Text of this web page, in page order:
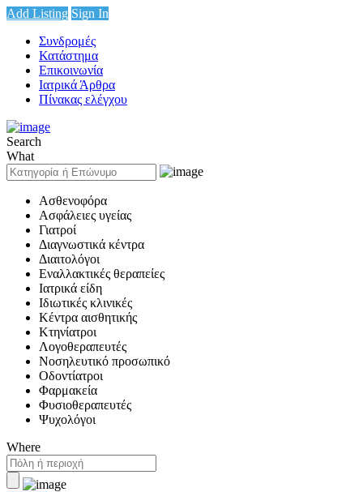
Add Listing Sign In
Συνδρομές
Κατάστημα
Επικοινωνία
Ιατρικά Άρθρα
Πίνακας ελέγχου
Search
What
Ασθενοφόρα
Ασφάλειες υγείας
Γιατροί
Διαγνωστικά κέντρα
Διαιτολόγοι
Εναλλακτικές θεραπείες
Ιατρικά είδη
Ιδιωτικές κλινικές
Κέντρα αισθητικής
Κτηνίατροι
Λογοθεραπευτές
Νοσηλευτικό προσωπικό
Οδοντίατροι
Φαρμακεία
Φυσιοθεραπευτές
Ψυχολόγοι
Where